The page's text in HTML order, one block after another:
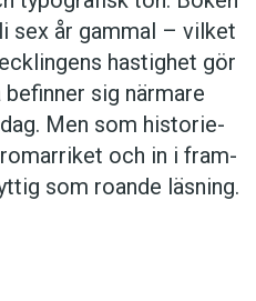
sex år gammal – vilket
hastig­het gör
sig närmare
Men som historie­
och in i fram­
som roande läsning.